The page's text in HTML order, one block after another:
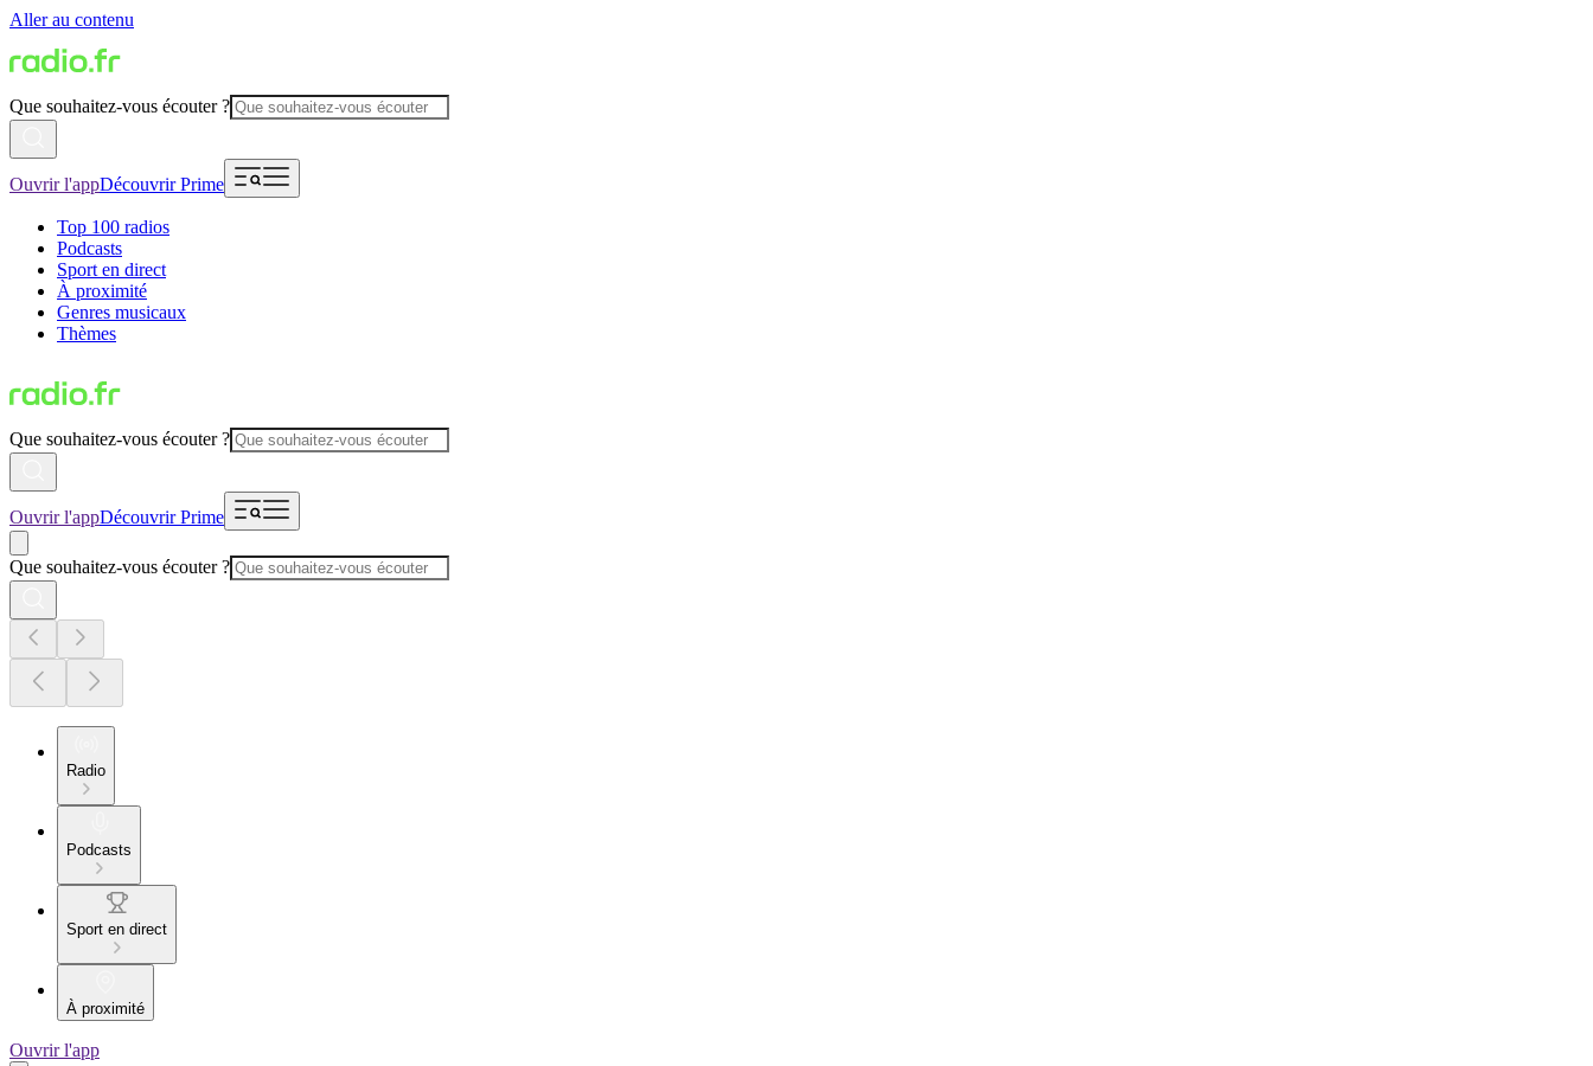
Aller au contenu
Que souhaitez-vous écouter ?
Ouvrir l'appDécouvrir Prime
Top 100 radios
Podcasts
Sport en direct
À proximité
Genres musicaux
Thèmes
Que souhaitez-vous écouter ?
Ouvrir l'appDécouvrir Prime
Que souhaitez-vous écouter ?
Radio
Podcasts
Sport en direct
À proximité
Ouvrir l'app